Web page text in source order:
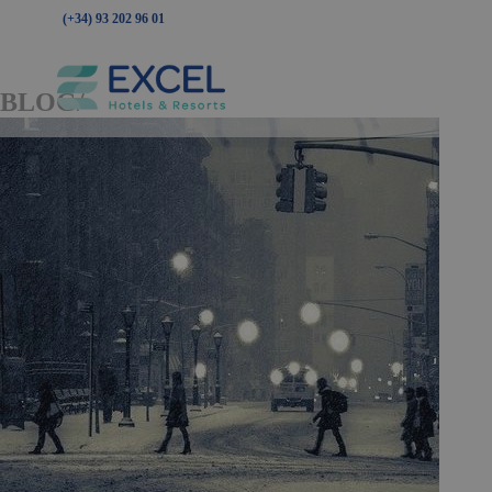
(+34) 93 202 96 01
BLOG/